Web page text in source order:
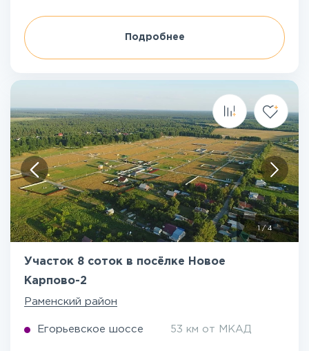
Подробнее
1/4
Участок 8 соток в посёлке Новое
Карпово-2
Раменский район
Егорьевское шоссе 53 км от МКАД